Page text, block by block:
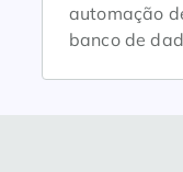
automação
banco de